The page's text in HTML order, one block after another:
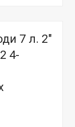
7 л. 2"
4-